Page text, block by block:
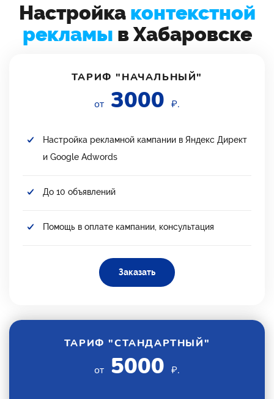
Настройка контекстной
рекламы в Хабаровске
ТАРИФ "НАЧАЛЬНЫЙ"
от 3000 ₽.
Настройка рекламной кампании в Яндекс Директ
и Google Adwords
До 10 объявлений
Помощь в оплате кампании, консультация
Заказать
ТАРИФ "СТАНДАРТНЫЙ"
от 5000 ₽.